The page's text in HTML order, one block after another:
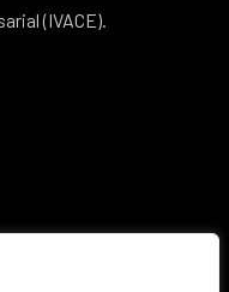
(IVACE).